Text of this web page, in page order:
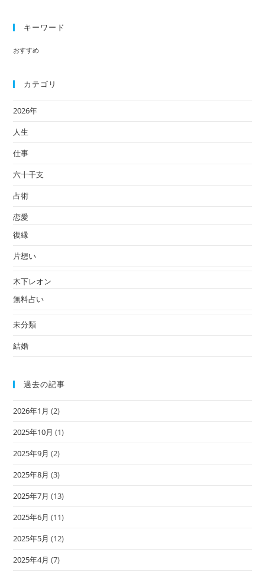
キーワード
おすすめ
カテゴリ
2026年
人生
仕事
六十干支
占術
恋愛
復縁
片想い
木下レオン
無料占い
未分類
結婚
過去の記事
2026年1月 (2)
2025年10月 (1)
2025年9月 (2)
2025年8月 (3)
2025年7月 (13)
2025年6月 (11)
2025年5月 (12)
2025年4月 (7)